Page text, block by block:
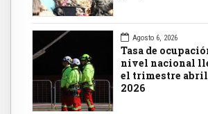
Agosto 6, 2026
Tasa de
nivel nacional
el trimestre abril
2026